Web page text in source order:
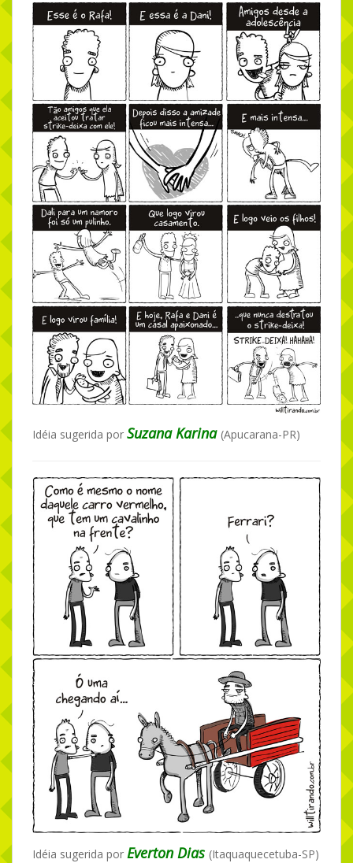
Idéia sugerida por Suzana Karina (Apucarana-PR)
Idéia sugerida por Everton Dias (Itaquaquecetuba-SP)